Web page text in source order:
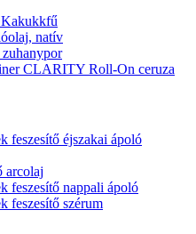
Kakukkfű
natív
CLARITY Roll-On ceruza
feszesítő éjszakai ápoló
arcolaj
feszesítő nappali ápoló
feszesítő szérum